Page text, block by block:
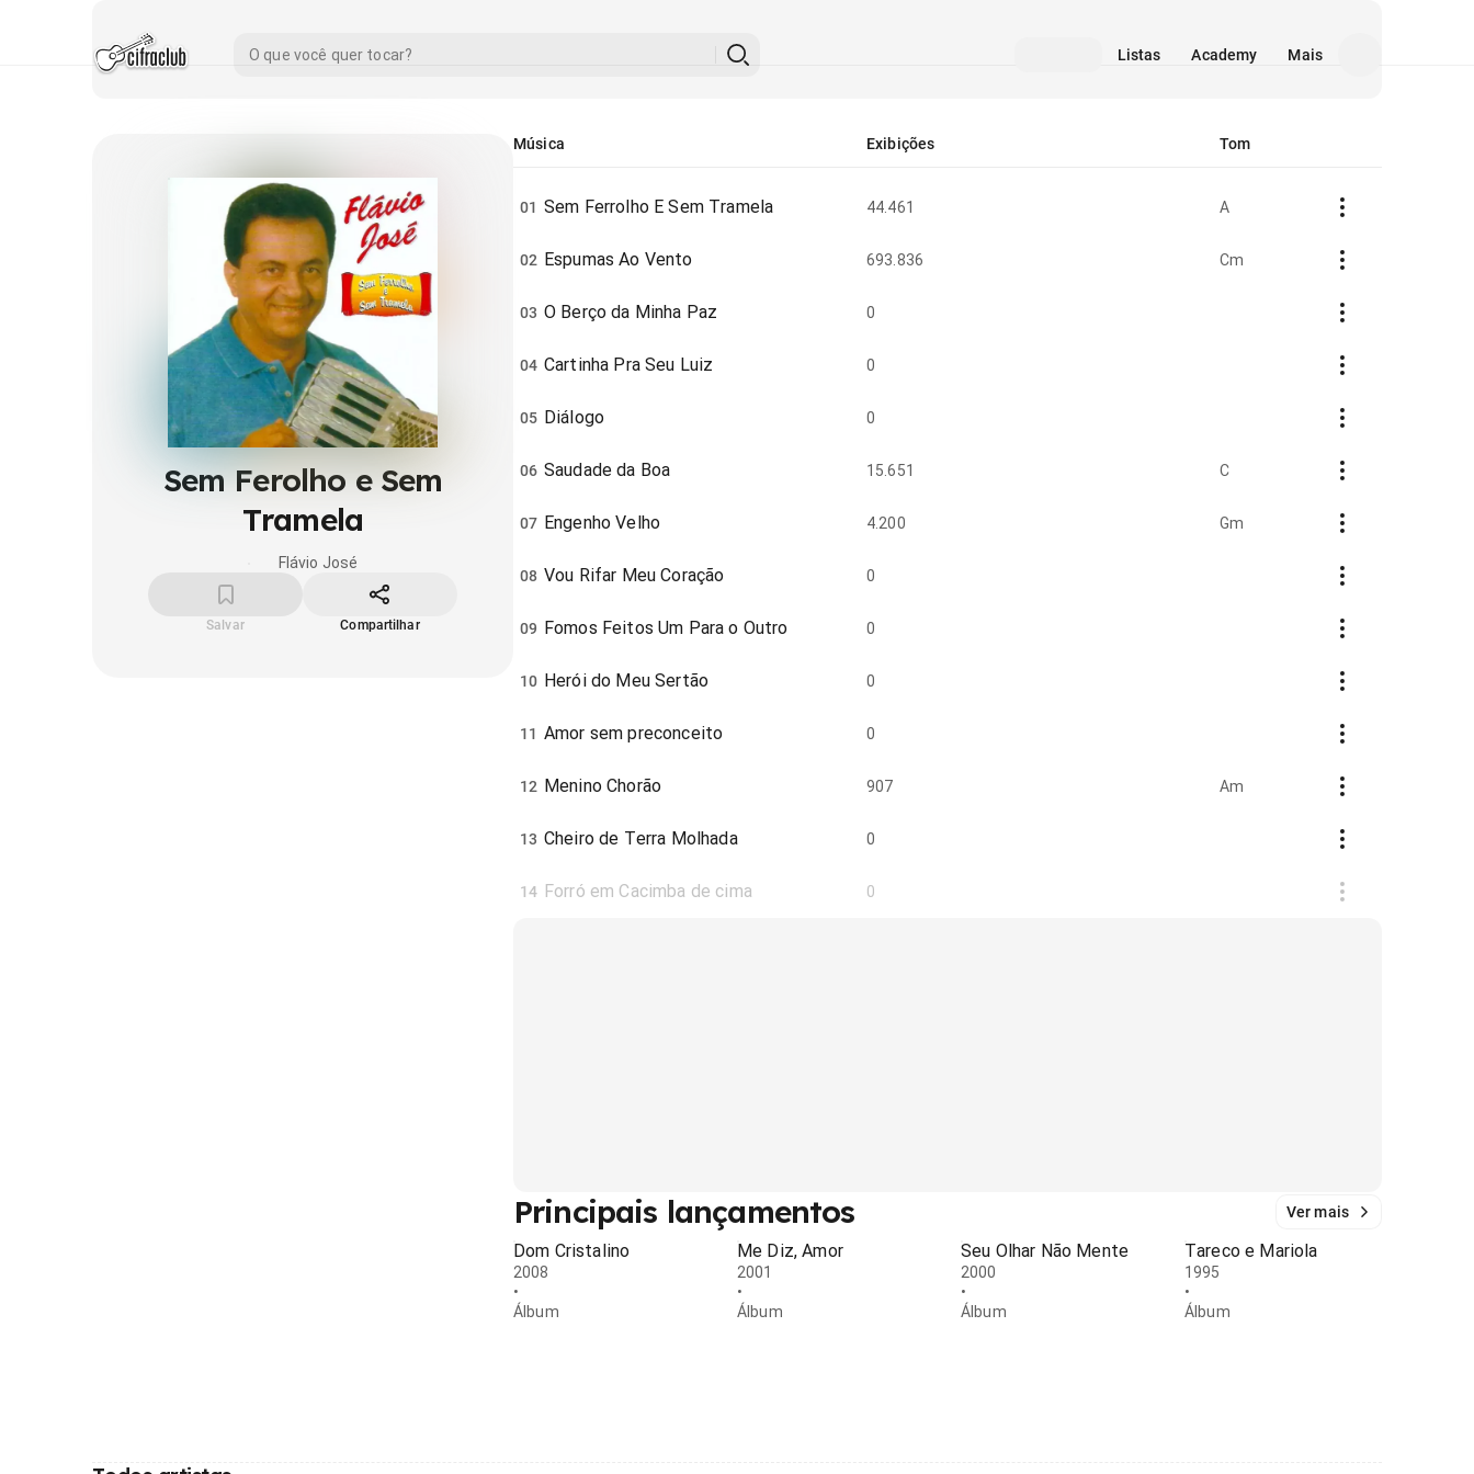
Listas Academy Mais
Sem Ferolho e Sem
Tramela
Flávio José
Salvar Compartilhar
Música Exibições Tom
01 Sem Ferrolho E Sem Tramela 44.461 A
02 Espumas Ao Vento 693.836 Cm
03 O Berço da Minha Paz 0
04 Cartinha Pra Seu Luiz 0
05 Diálogo 0
06 Saudade da Boa 15.651 C
07 Engenho Velho 4.200 Gm
08 Vou Rifar Meu Coração 0
09 Fomos Feitos Um Para o Outro 0
10 Herói do Meu Sertão 0
11 Amor sem preconceito 0
12 Menino Chorão 907 Am
13 Cheiro de Terra Molhada 0
14 Forró em Cacimba de cima 0
Principais lançamentos Ver mais
Dom Cristalino
2008
•
Álbum
Me Diz, Amor
2001
•
Álbum
Seu Olhar Não Mente
2000
•
Álbum
Tareco e Mariola
1995
•
Álbum